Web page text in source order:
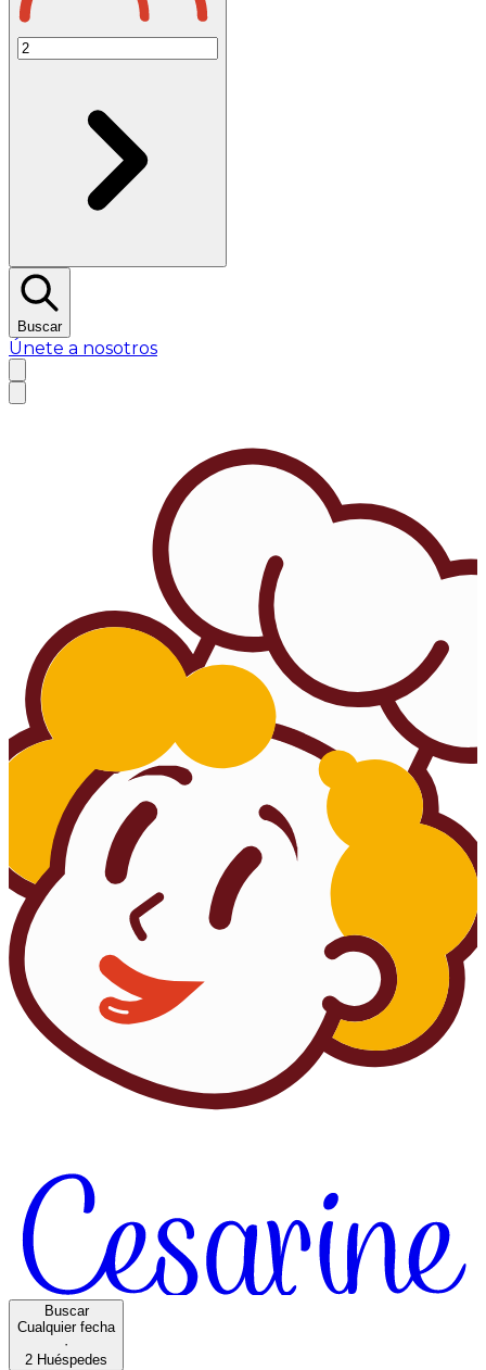
Buscar
Únete a nosotros
Buscar
Cualquier fecha
·
2 Huéspedes